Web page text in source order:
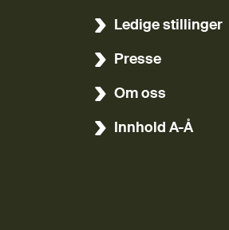
Ledige stillinger
Presse
Om oss
Innhold A-Å